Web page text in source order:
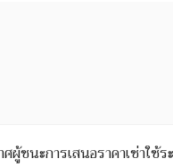
ชนะการเสนอราคาเช่า